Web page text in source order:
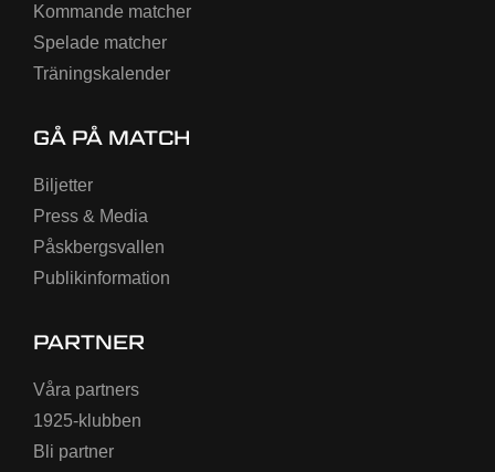
Kommande matcher
Spelade matcher
Träningskalender
GÅ PÅ MATCH
Biljetter
Press & Media
Påskbergsvallen
Publikinformation
PARTNER
Våra partners
1925-klubben
Bli partner